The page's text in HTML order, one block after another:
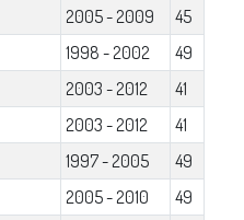
2005 - 2009
45
1998 - 2002
49
2003 - 2012
41
2003 - 2012
41
1997 - 2005
49
2005 - 2010
49